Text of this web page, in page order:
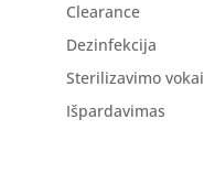
Clearance
Dezinfekcija
Sterilizavimo vokai
Išpardavimas